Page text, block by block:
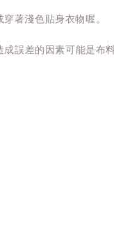
著淺色貼身衣物喔。
誤差的因素可能是布